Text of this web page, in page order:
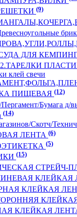
(9)
ДЛЯ
клей свечи
ПИЩЕВАЯ (12)
Пергамент/Бумага д/
(14)
Скотч/
ЛЕНТА (6)
(5)
(15)
СТРЕЙЧ-
КЛЕЙКАЯ
КЛЕЙКАЯ
КЛЕЙКАЯ